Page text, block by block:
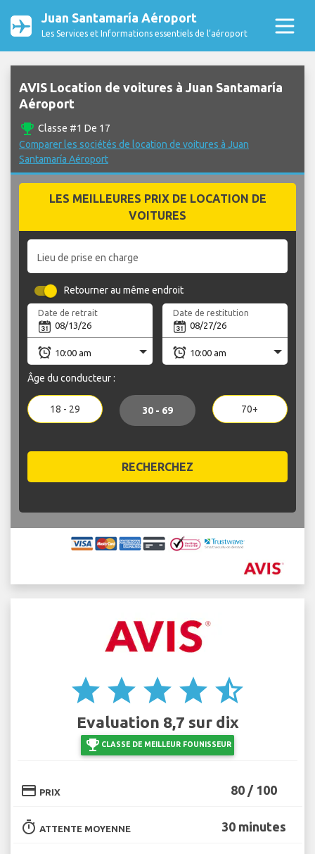
Juan Santamaría Aéroport
Les Services et Informations essentiels de l’aéroport
AVIS Location de voitures à Juan Santamaría
Aéroport
emoji_events Classe #1 De 17
Comparer les sociétés de location de voitures à Juan
Santamaría Aéroport
LES MEILLEURES PRIX DE LOCATION DE
VOITURES
Lieu de prise en charge
Retourner au même endroit
Date de retrait Date de restitution
Âge du conducteur :
18 - 29 30 - 69 70+
RECHERCHEZ
star star star star star_half
Evaluation 8,7 sur dix
emoji_events CLASSE DE MEILLEUR FOUNISSEUR
credit_card PRIX 80 / 100
timer ATTENTE MOYENNE 30 minutes